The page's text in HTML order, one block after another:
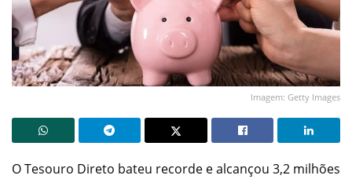
Imagem: Getty Images
O Tesouro Direto bateu recorde e alcançou 3,2 milhões